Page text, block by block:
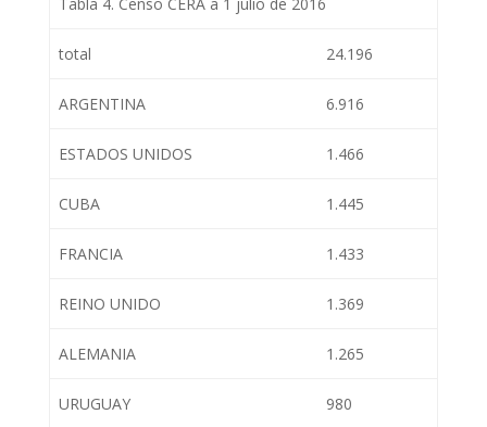
total 24.196
ARGENTINA 6.916
ESTADOS UNIDOS 1.466
CUBA 1.445
FRANCIA 1.433
REINO UNIDO 1.369
ALEMANIA 1.265
URUGUAY 980